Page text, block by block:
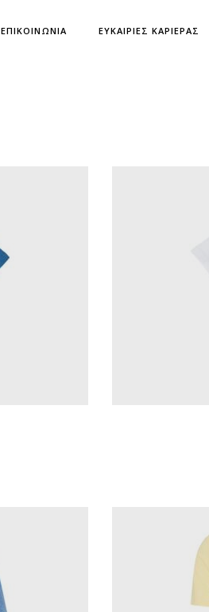
ΕΠΙΚΟΙΝΩΝΙΑ ΕΥΚΑΙΡΙΕΣ ΚΑΡΙΕΡΑΣ